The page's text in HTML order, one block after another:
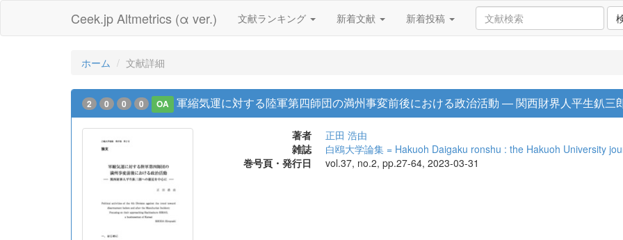
Ceek.jp Altmetrics (α ver.) 文献ランキング 新着文献 新着投稿
ホーム 文献詳細
2 0 0 0 OA 軍縮気運に対する陸軍第四師団の満州事変前後における政治活動 ― 関西財界人平生釟
著者
正田 浩由
雑誌
白鴎大学論集 = Hakuoh Daigaku ronshu : the Hakuoh University
巻号頁・発行日
vol.37, no.2, pp.27-64, 2023-03-31